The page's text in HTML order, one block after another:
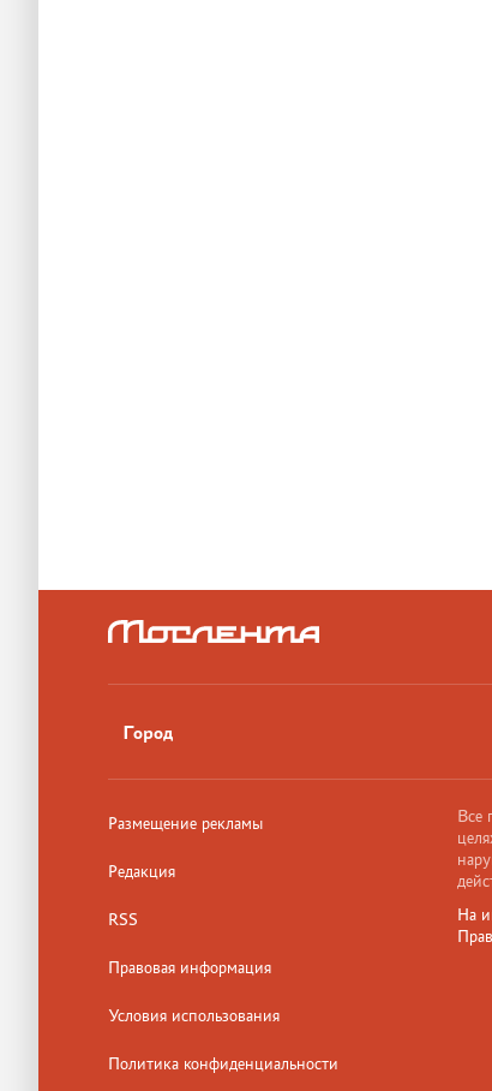
Город
Размещение рекламы
Редакция
RSS
Правовая информация
Условия использования
Политика конфиденциальности
Все
На